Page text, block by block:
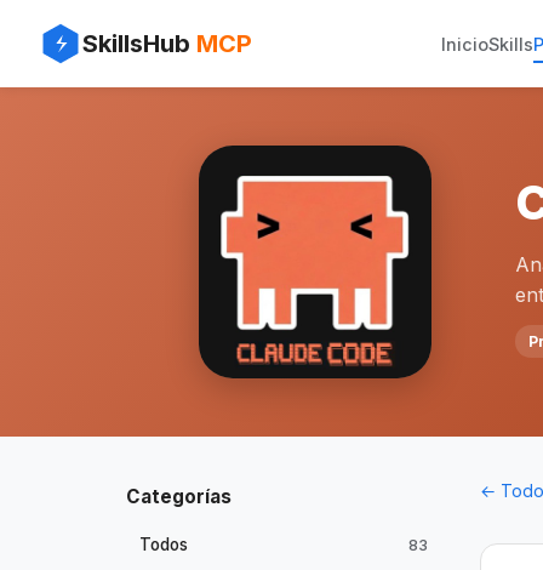
SkillsHub MCP InicioSkills
Categorías
Todos 83
←